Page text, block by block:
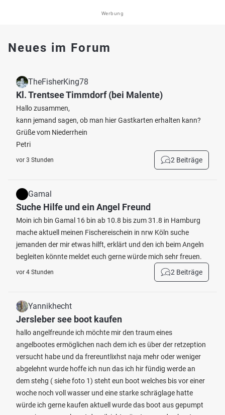
Werbung
Neues im Forum
TheFisherKing78
Kl. Trentsee Timmdorf (bei Malente)
Hallo zusammen,
kann jemand sagen, ob man hier Gastkarten erhalten kann?
Grüße vom Niederrhein
Petri
vor 3 Stunden 2 Beiträge
Gamal
Suche Hilfe und ein Angel Freund
Moin ich bin Gamal 16 bin ab 10.8 bis zum 31.8 in Hamburg
mache aktuell meinen Fischereischein in nrw Köln suche
jemanden der mir etwas hilft, erklärt und den ich beim Angeln
begleiten könnte meldet euch gerne würde mich sehr freuen.
vor 4 Stunden 2 Beiträge
Yannikhecht
Jersleber see boot kaufen
hallo angelfreunde ich möchte mir den traum eines
angelbootes ermöglichen nach dem ich es über der retzeption
versucht habe und da frereuntlixhst naja mehr oder weniger
abgelehnt wurde hoffe ich nun das ich hir fündig werde an
dem stehg ( siehe foto 1) steht eun boot welches bis vor einer
woche noch voll wasser und eine starke schräglage hatte
würde ich gerne kaufen aktuell wurde das boot aus gepumpt